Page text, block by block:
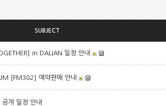
SUBJECT
in DALIAN 일정 안내
[FM302] 예약판매 안내
개 일정 안내